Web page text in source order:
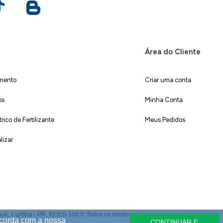
de Fertilizante
Área do Cliente
Criar uma conta
Minha Conta
Meus Pedidos
Curitiba - PR, 82305-100 © Todos os direitos reservados.
com a nossa